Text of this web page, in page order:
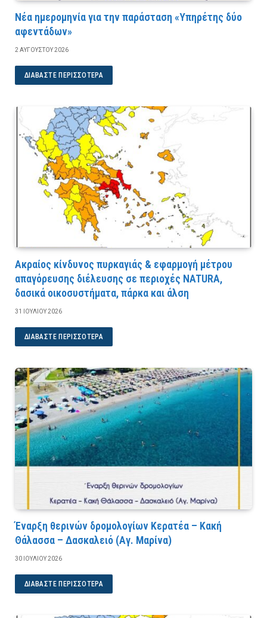
Νέα ημερομηνία για την παράσταση «Υπηρέτης δύο
αφεντάδων»
2 ΑΥΓΟΎΣΤΟΥ 2026
ΔΙΑΒΆΣΤΕ ΠΕΡΙΣΣΌΤΕΡΑ
Ακραίος κίνδυνος πυρκαγιάς & εφαρμογή μέτρου
απαγόρευσης διέλευσης σε περιοχές NATURA,
δασικά οικοσυστήματα, πάρκα και άλση
31 ΙΟΥΛΊΟΥ 2026
ΔΙΑΒΆΣΤΕ ΠΕΡΙΣΣΌΤΕΡΑ
Έναρξη θερινών δρομολογίων Κερατέα – Κακή
Θάλασσα – Δασκαλειό (Αγ. Μαρίνα)
30 ΙΟΥΛΊΟΥ 2026
ΔΙΑΒΆΣΤΕ ΠΕΡΙΣΣΌΤΕΡΑ